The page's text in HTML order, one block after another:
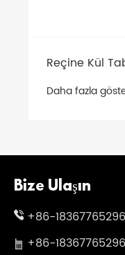
Reçine Kül
Daha fazla
Bize Ulaşın
+86-18367765296
+86-18367765296